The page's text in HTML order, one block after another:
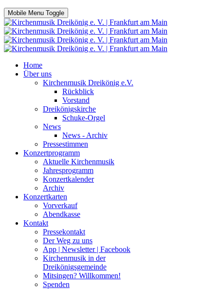
Mobile Menu Toggle
Home
Über uns
Kirchenmusik Dreikönig e.V.
Rückblick
Vorstand
Dreikönigskirche
Schuke-Orgel
News
News - Archiv
Pressestimmen
Konzertprogramm
Aktuelle Kirchenmusik
Jahresprogramm
Konzertkalender
Archiv
Konzertkarten
Vorverkauf
Abendkasse
Kontakt
Pressekontakt
Der Weg zu uns
App | Newsletter | Facebook
Kirchenmusik in der
Dreikönigsgemeinde
Mitsingen? Willkommen!
Spenden